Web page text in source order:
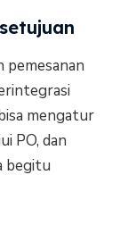
pemesanan
mengatur
PO, dan
begitu